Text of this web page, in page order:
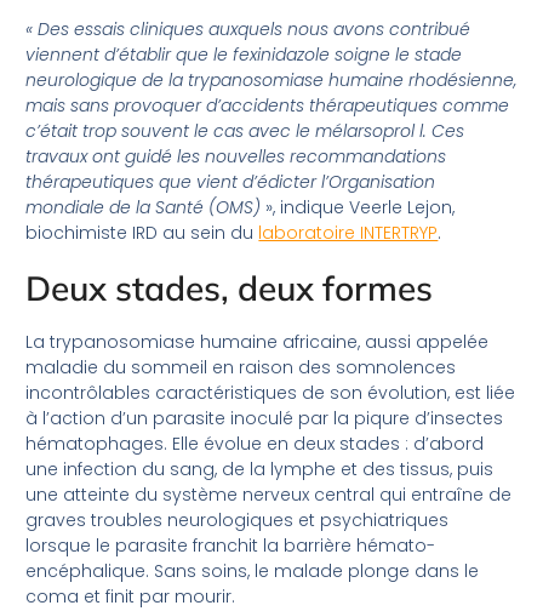
« Des essais cliniques auxquels nous avons contribué
viennent d’établir que le fexinidazole soigne le stade
neurologique de la trypanosomiase humaine rhodésienne,
mais sans provoquer d’accidents thérapeutiques comme
c’était trop souvent le cas avec le mélarsoprol l. Ces
travaux ont guidé les nouvelles recommandations
thérapeutiques que vient d’édicter l’Organisation
mondiale de la Santé (OMS) », indique Veerle Lejon,
biochimiste IRD au sein du laboratoire INTERTRYP.
Deux stades, deux formes
La trypanosomiase humaine africaine, aussi appelée
maladie du sommeil en raison des somnolences
incontrôlables caractéristiques de son évolution, est liée
à l’action d’un parasite inoculé par la piqure d’insectes
hématophages. Elle évolue en deux stades : d’abord
une infection du sang, de la lymphe et des tissus, puis
une atteinte du système nerveux central qui entraîne de
graves troubles neurologiques et psychiatriques
lorsque le parasite franchit la barrière hémato-
encéphalique. Sans soins, le malade plonge dans le
coma et finit par mourir.